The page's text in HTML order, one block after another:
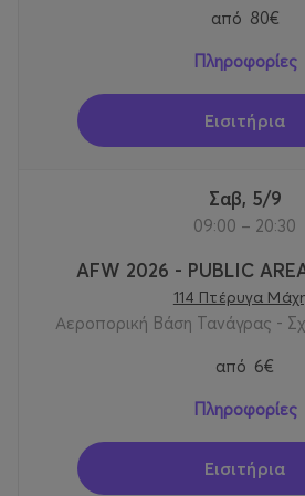
από 80€
Πληροφορίες
Εισιτήρια
Σαβ, 5/9
09:00 – 20:30
AFW 2026 - PUBLIC
114 Πτέρυγα
Αεροπορική Βάση Τανάγρας -
από 6€
Πληροφορίες
Εισιτήρια